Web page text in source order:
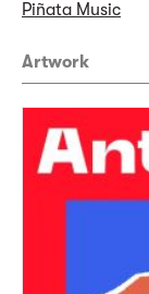
Piñata Music
Artwork